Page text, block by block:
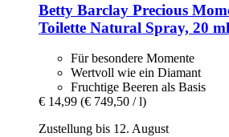
Betty Barclay Precious
Toilette Natural Spray, 20 ml
Für besondere Momente
Wertvoll wie ein Diamant
Fruchtige Beeren als Basis
€ 14,99 (€ 749,50 / l)
Zustellung bis 12. August